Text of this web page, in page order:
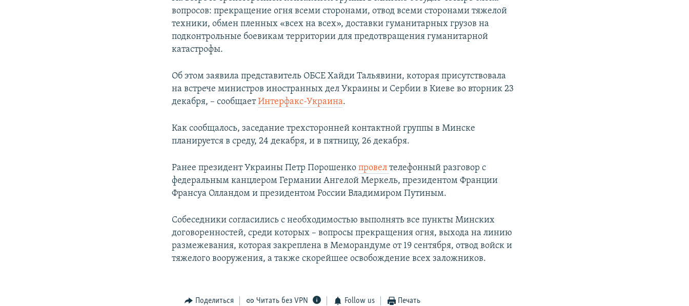
вопросов: прекращение огня всеми сторонами, отвод всеми сторонами тяжелой
техники, обмен пленных «всех на всех», доставки гуманитарных грузов на
подконтрольные боевикам территории для предотвращения гуманитарной
катастрофы.
Об этом заявила представитель ОБСЕ Хайди Тальявини, которая присутствовала
на встрече министров иностранных дел Украины и Сербии в Киеве во вторник 23
декабря, – сообщаетИнтерфакс-Украина.
Как сообщалось, заседание трехсторонней контактной группы в Минске
планируется в среду, 24 декабря, и в пятницу, 26 декабря.
Ранее президент Украины Петр Порошенкопровелтелефонный разговор с
федеральным канцлером Германии Ангелой Меркель, президентом Франции
Франсуа Олландом и президентом России Владимиром Путиным.
Собеседники согласились с необходимостью выполнять все пункты Минских
договоренностей, среди которых – вопросы прекращения огня, выхода на линию
размежевания, которая закреплена в Меморандуме от 19 сентября, отвод войск и
тяжелого вооружения, а также скорейшее освобождение всех заложников.
Поделиться Читать без VPN Follow us Печать